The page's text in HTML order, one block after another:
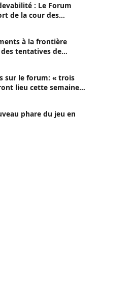
: Le Forum
de la cour des
à la frontière
tentatives de
sur le forum: « trois
lieu cette semaine à
phare du jeu en